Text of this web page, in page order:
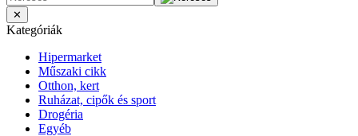
✕
Kategóriák
Hipermarket
Műszaki cikk
Otthon, kert
Ruházat, cipők és sport
Drogéria
Egyéb